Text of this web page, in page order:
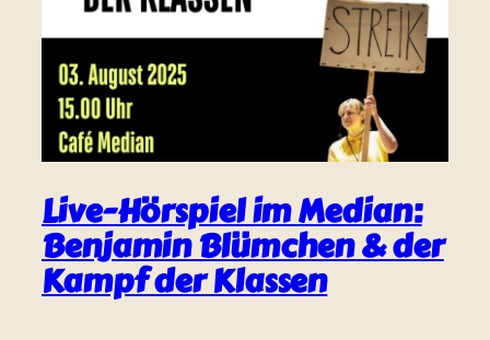
Live-Hörspiel im Median:
Benjamin Blümchen & der
Kampf der Klassen